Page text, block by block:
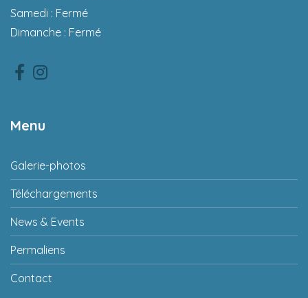
Samedi : Fermé
Dimanche : Fermé
Facebook
Instagram
Menu
Galerie-photos
Téléchargements
News & Events
Permaliens
Contact